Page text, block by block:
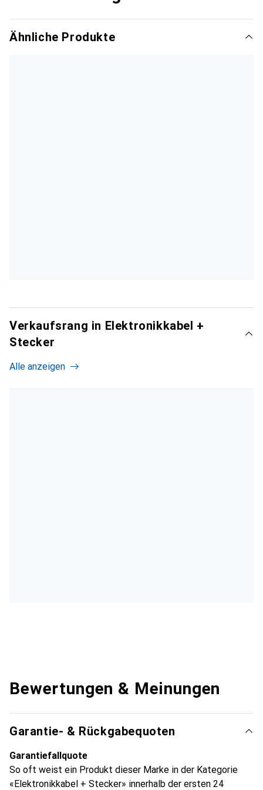
Ähnliche Produkte
Verkaufsrang in Elektronikkabel +
Stecker
Alle anzeigen
Bewertungen & Meinungen
Garantie- & Rückgabequoten
Garantiefallquote
So oft weist ein Produkt dieser Marke in der Kategorie
«Elektronikkabel + Stecker» innerhalb der ersten 24